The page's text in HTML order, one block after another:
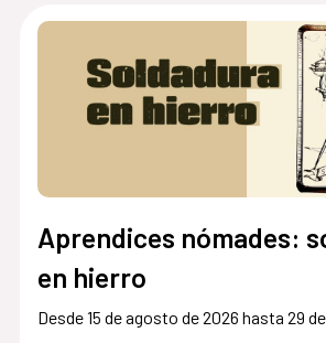
Aprendices nómades:
en hierro
Desde 15 de agosto de 2026 hasta 29